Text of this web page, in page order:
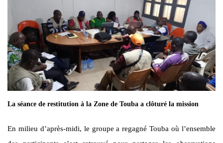
La séance de restitution à la Zone de Touba a clôturé la mission
En milieu d’après-midi, le groupe a regagné Touba où l’ensemble